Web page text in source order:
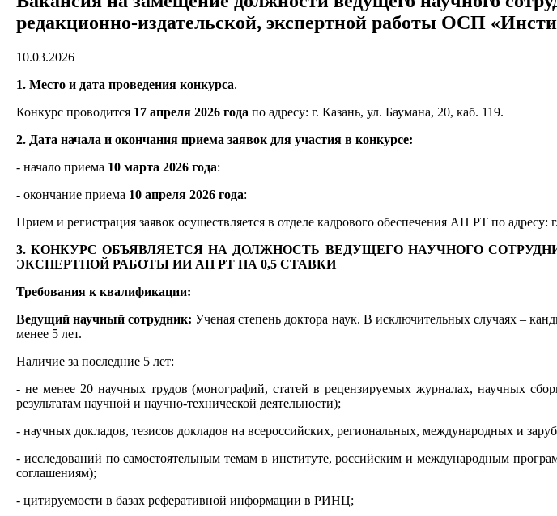
редакционно-издательской, экспертной работы ОСП
10.03.2026
1. Место и дата проведения конкурса.
Конкурс проводится 17 апреля 2026 года по адресу: г. Казань, ул. Баумана, 20, каб. 119.
2. Дата начала и окончания приема заявок для участия в конкурсе:
- начало приема 10 марта 2026 года:
- окончание приема 10 апреля 2026 года:
Прием и регистрация заявок осуществляется в отделе кадрового обеспечения АН РТ по адресу:
3. КОНКУРС ОБЪЯВЛЯЕТСЯ НА ДОЛЖНОСТЬ ВЕДУЩЕГО НАУЧНОГО
ЭКСПЕРТНОЙ РАБОТЫ ИИ АН РТ НА 0,5 СТАВКИ
Требования к квалификации:
Ведущий научный сотрудник: Ученая степень доктора наук. В исключительных случаях –
менее 5 лет.
Наличие за последние 5 лет:
- не менее 20 научных трудов (монографий, статей в рецензируемых журналах, научных
результатам научной и научно-технической деятельности);
- научных докладов, тезисов докладов на всероссийских, региональных, международных и
- исследований по самостоятельным темам в институте, российским и международным
соглашениям);
- цитируемости в базах реферативной информации в РИНЦ;